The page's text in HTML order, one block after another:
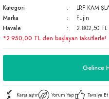
Kategori
LRF
Marka
Fujin
Havale
2.802,50 TL
*2.950,00 TL den başlayan taksitlerle!
Gelince
Karşılaştır Yorum Yap Tavsiye Et